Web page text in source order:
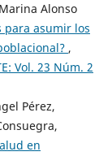
Alonso
para asumir los
,
Vol. 23 Núm. 2
Pérez,
en